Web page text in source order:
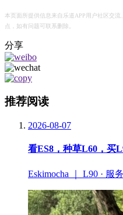
本页面所提供信息来自乐道APP用户社区交
点，如有问题可联系删除。
分享
推荐阅读
2026-08-07
看ES8，种草L60，买
Eskimocha ｜ L90 · 服